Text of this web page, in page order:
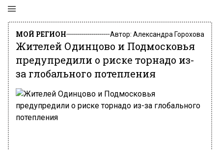
МОЙ РЕГИОН Автор: Александра Горохова
Жителей Одинцово и Подмосковья
предупредили о риске торнадо из-
за глобального потепления